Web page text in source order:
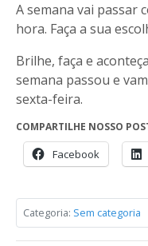
A semana vai passar
hora. Faça a sua
Brilhe, faça e
semana passou e
sexta-feira.
COMPARTILHE NOSSO
Facebook
Categoria: Sem categoria